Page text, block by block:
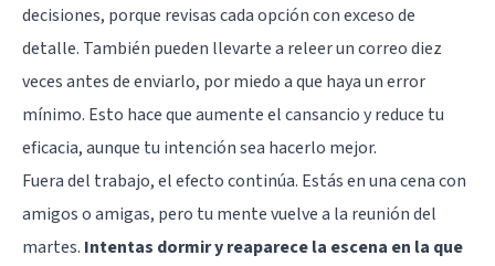
decisiones, porque revisas cada opción con exceso de
detalle. También pueden llevarte a releer un correo diez
veces antes de enviarlo, por miedo a que haya un error
mínimo. Esto hace que aumente el cansancio y reduce tu
eficacia, aunque tu intención sea hacerlo mejor.
Fuera del trabajo, el efecto continúa. Estás en una cena con
amigos o amigas, pero tu mente vuelve a la reunión del
martes. Intentas dormir y reaparece la escena en la que